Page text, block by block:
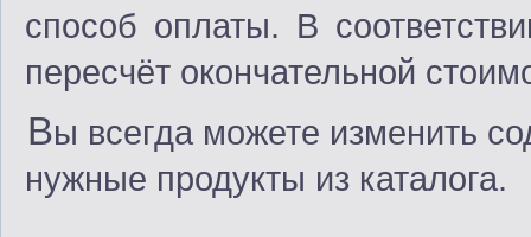
способ оплаты. В
пересчёт окончательной
Вы всегда можете изменить
нужные продукты из каталога.